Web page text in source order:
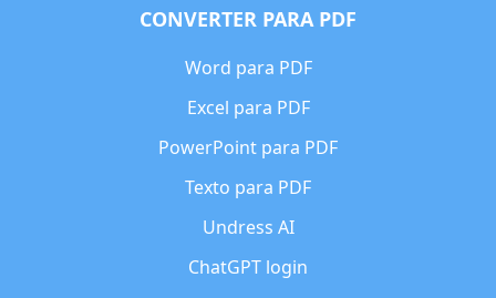
CONVERTER PARA PDF
Word para PDF
Excel para PDF
PowerPoint para PDF
Texto para PDF
Undress AI
ChatGPT login